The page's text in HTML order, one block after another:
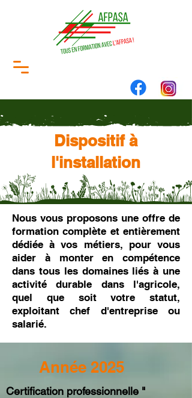
Dispositif à
l'installation
Nous vous proposons une offre de
formation complète et entièrement
dédiée à vos métiers, pour vous
aider à monter en compétence
dans tous les domaines liés à une
activité durable dans l'agricole,
quel que soit votre statut,
exploitant chef d'entreprise ou
salarié.
Certification professionnelle "
Année 2025